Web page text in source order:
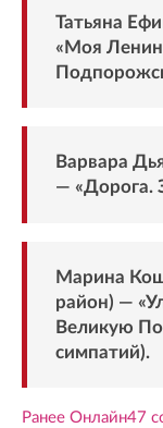
Татьяна
«Моя
Варвара
— «Дорога.
Марина
район) —
Великую
симпатий).
Ранее Онлайн47